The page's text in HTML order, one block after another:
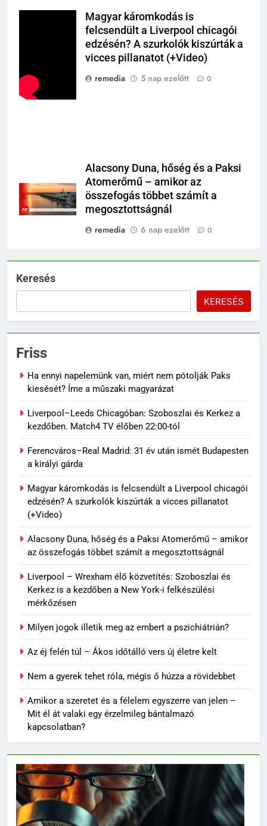
Magyar káromkodás is
felcsendült a Liverpool chicagói
edzésén? A szurkolók kiszúrták a
vicces pillanatot (+Video)
remedia
5 nap ezelőtt 0
Alacsony Duna, hőség és a Paksi
Atomerőmű – amikor az
összefogás többet számít a
megosztottságnál
remedia
6 nap ezelőtt 0
Keresés
KERESÉS
Friss
Ha ennyi napelemünk van, miért nem pótolják Paks
kiesését? Íme a műszaki magyarázat
Liverpool–Leeds Chicagóban: Szoboszlai és Kerkez a
kezdőben. Match4 TV élőben 22:00-tól
Ferencváros–Real Madrid: 31 év után ismét Budapesten
a királyi gárda
Magyar káromkodás is felcsendült a Liverpool chicagói
edzésén? A szurkolók kiszúrták a vicces pillanatot
(+Video)
Alacsony Duna, hőség és a Paksi Atomerőmű – amikor
az összefogás többet számít a megosztottságnál
Liverpool – Wrexham élő közvetítés: Szoboszlai és
Kerkez is a kezdőben a New York-i felkészülési
mérkőzésen
Milyen jogok illetik meg az embert a pszichiátrián?
Az éj felén túl – Ákos időtálló vers új életre kelt
Nem a gyerek tehet róla, mégis ő húzza a rövidebbet
Amikor a szeretet és a félelem egyszerre van jelen –
Mit él át valaki egy érzelmileg bántalmazó
kapcsolatban?
Topi Rönni a Ferencvárosban –
Új lendület a Fradi
jégkorongcsapatánál
SPORT
63